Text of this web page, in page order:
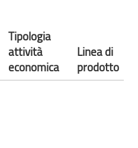
Tipologia
attività
economica
Linea di
prodotto